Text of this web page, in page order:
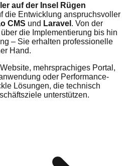
auf der Insel Rügen
die Entwicklung anspruchsvoller
CMS und Laravel . Von der
die Implementierung bis hin
– Sie erhalten professionelle
Hand.
mehrsprachiges Portal,
oder Performance-
Lösungen, die technisch
unterstützen.